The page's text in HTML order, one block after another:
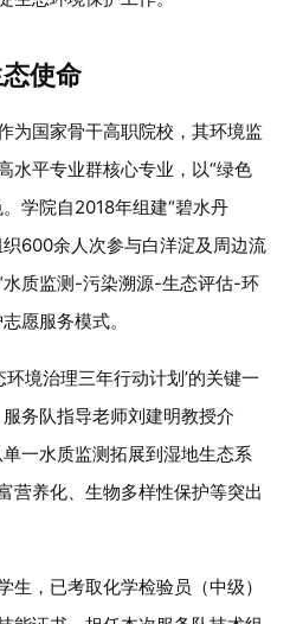
使命
为国家骨干高职院校，其环境监
水平专业群核心专业，以“绿色
学院自2018年组建“碧水丹
600余人次参与白洋淀及周边流
质监测-污染溯源-生态评估-环
愿服务模式。
境治理三年行动计划’的关键一
务队指导老师刘建明教授介
一水质监测拓展到湿地生态系
营养化、生物多样性保护等突出
生，已考取化学检验员（中级）